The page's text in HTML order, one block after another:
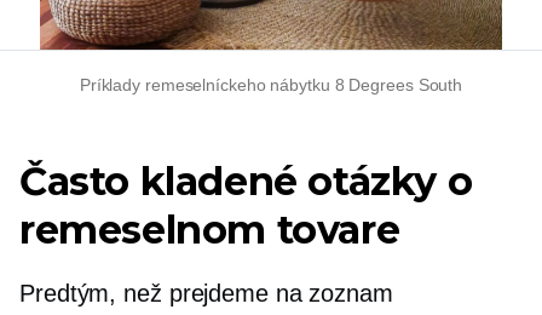
Príklady remeselníckeho nábytku 8 Degrees South
Často kladené otázky o
remeselnom tovare
Predtým, než prejdeme na zoznam